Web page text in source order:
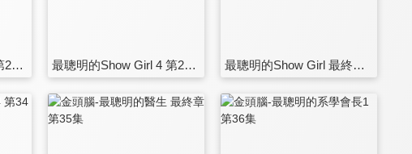
最聰明的Show Girl 3 第28集 最聰明的Show Girl 4 第29集 最聰明的Show Girl 最終章 第30集